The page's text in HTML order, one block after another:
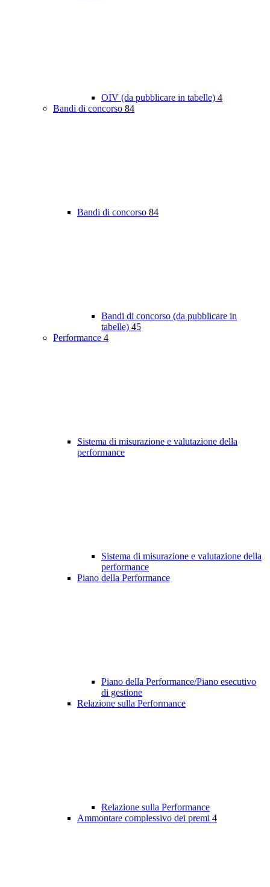
OIV (da pubblicare in tabelle) 4
Bandi di concorso 84
Bandi di concorso 84
Bandi di concorso (da pubblicare in
tabelle) 45
Performance 4
Sistema di misurazione e valutazione della
performance
Sistema di misurazione e valutazione della
performance
Piano della Performance
Piano della Performance/Piano esecutivo
di gestione
Relazione sulla Performance
Relazione sulla Performance
Ammontare complessivo dei premi 4